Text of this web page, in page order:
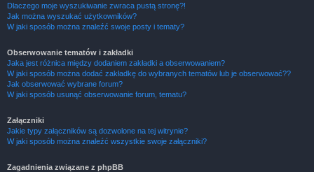
Dlaczego moje wyszukiwanie zwraca pustą stronę?!
Jak można wyszukać użytkowników?
W jaki sposób można znaleźć swoje posty i tematy?
Obserwowanie tematów i zakładki
Jaka jest różnica między dodaniem zakładki a obserwowaniem?
W jaki sposób można dodać zakładkę do wybranych tematów lub je obserwować??
Jak obserwować wybrane forum?
W jaki sposób usunąć obserwowanie forum, tematu?
Załączniki
Jakie typy załączników są dozwolone na tej witrynie?
W jaki sposób można znaleźć wszystkie swoje załączniki?
Zagadnienia związane z phpBB